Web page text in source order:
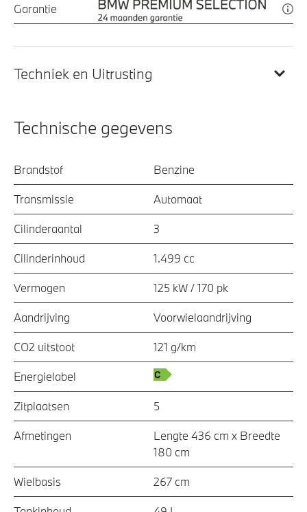
Garantie
Techniek en Uitrusting
Technische gegevens
Brandstof Benzine
Transmissie Automaat
Cilinderaantal 3
Cilinderinhoud 1.499 cc
Vermogen 125 kW / 170 pk
Aandrijving Voorwielaandrijving
CO2 uitstoot 121 g/km
Energielabel
Zitplaatsen 5
Afmetingen
Lengte 436 cm x Breedte
180 cm
Wielbasis 267 cm